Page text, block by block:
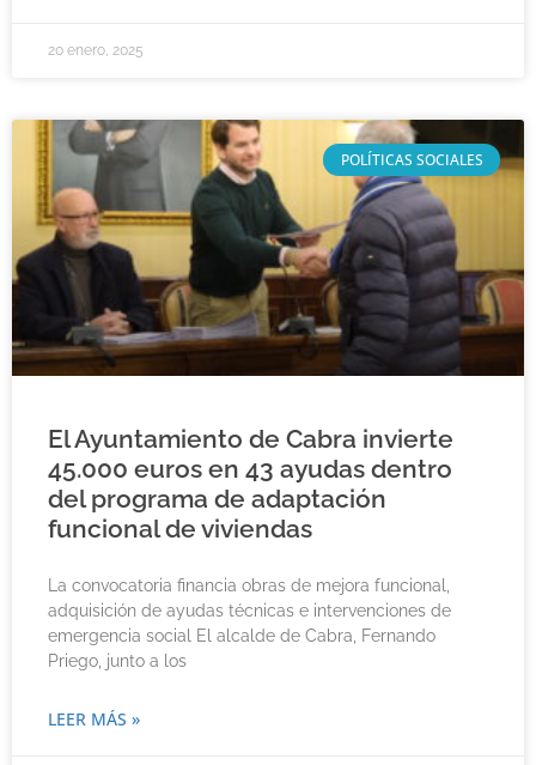
20 enero, 2025
POLÍTICAS SOCIALES
El Ayuntamiento de Cabra invierte
45.000 euros en 43 ayudas dentro
del programa de adaptación
funcional de viviendas
La convocatoria financia obras de mejora funcional,
adquisición de ayudas técnicas e intervenciones de
emergencia social El alcalde de Cabra, Fernando
Priego, junto a los
LEER MÁS »